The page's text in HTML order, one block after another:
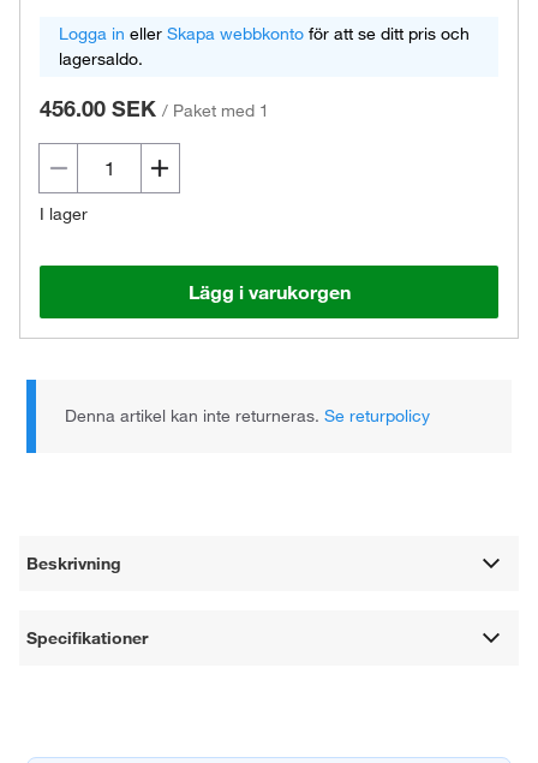
Logga in eller Skapa webbkonto för att se ditt pris och
lagersaldo.
456.00 SEK / Paket med 1
I lager
Lägg i varukorgen
Denna artikel kan inte returneras.Se returpolicy
Beskrivning
Specifikationer